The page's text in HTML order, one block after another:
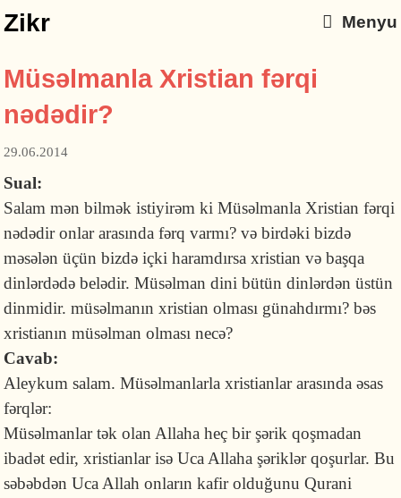
Zikr Menyu
Müsəlmanla Xristian fərqi
nədədir?
29.06.2014
Sual:
Salam mən bilmək istiyirəm ki Müsəlmanla Xristian fərqi
nədədir onlar arasında fərq varmı? və birdəki bizdə
məsələn üçün bizdə içki haramdırsa xristian və başqa
dinlərdədə belədir. Müsəlman dini bütün dinlərdən üstün
dinmidir. müsəlmanın xristian olması günahdırmı? bəs
xristianın müsəlman olması necə?
Cavab:
Aleykum salam. Müsəlmanlarla xristianlar arasında əsas
fərqlər:
Müsəlmanlar tək olan Allaha heç bir şərik qoşmadan
ibadət edir, xristianlar isə Uca Allaha şəriklər qoşurlar. Bu
səbəbdən Uca Allah onların kafir olduğunu Qurani